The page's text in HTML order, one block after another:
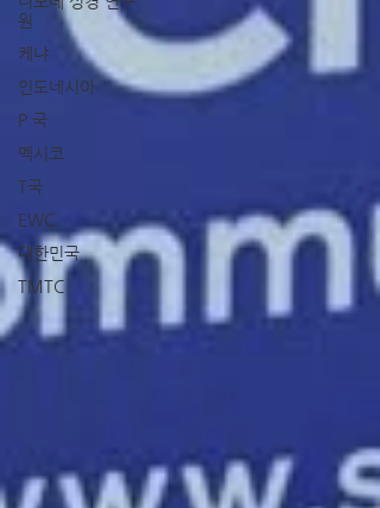
원
케냐
인도네시아
P 국
멕시코
T국
EWC
대한민국
TMTC